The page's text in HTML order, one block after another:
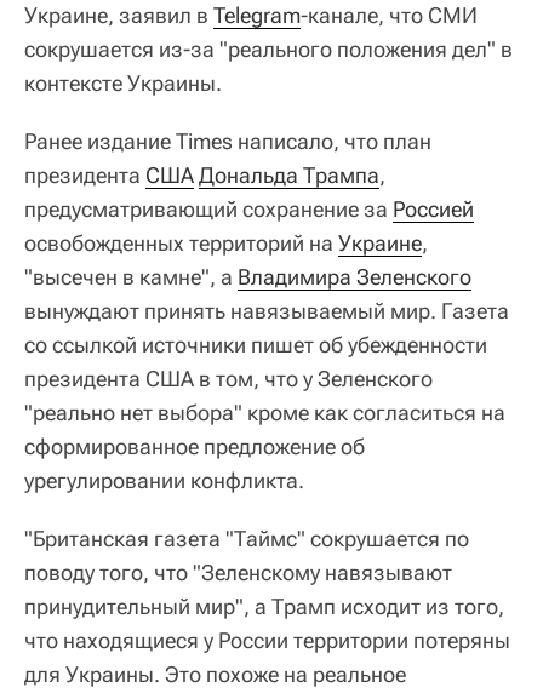
Украине, заявил в Telegram-канале, что СМИ
сокрушается из-за "реального положения дел" в
контексте Украины.
Ранее издание Times написало, что план
президента СШАДональда Трампа,
предусматривающий сохранение за Россией
освобожденных территорий на Украине,
"высечен в камне", а Владимира Зеленского
вынуждают принять навязываемый мир. Газета
со ссылкой источники пишет об убежденности
президента США в том, что у Зеленского
"реально нет выбора" кроме как согласиться на
сформированное предложение об
урегулировании конфликта.
"Британская газета "Таймс" сокрушается по
поводу того, что "Зеленскому навязывают
принудительный мир", а Трамп исходит из того,
что находящиеся у России территории потеряны
для Украины. Это похоже на реальное